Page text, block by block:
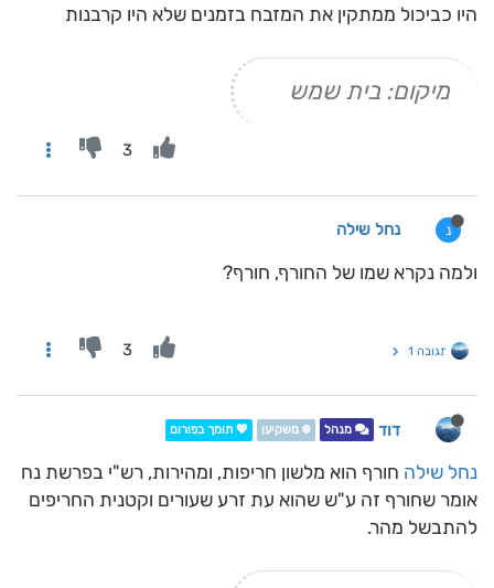
היו כביכול ממתקין את המזבח בזמנים שלא היו קרבנות
מיקום: בית שמש
3
נ נחל שילה
ולמה נקרא שמו של החורף, חורף?
תגובה 1 3
דוד מנהל ❄️ משקיען 💖 תומך בפורום
נחל שילה חורף הוא מלשון חריפות, ומהירות, רש"י בפרשת נח
אומר שחורף זה ע"ש שהוא עת זרע שעורים וקטנית החריפים
להתבשל מהר.